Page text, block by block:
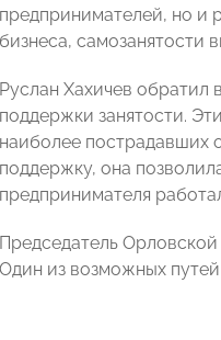
предпринимателей, но и
бизнеса, самозанятости
Руслан Хахичев обратил
поддержки занятости.
наиболее пострадавших
поддержку, она
предпринимателя
Председатель
Один из возможных